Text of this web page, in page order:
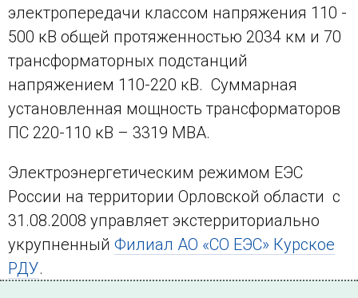
электропередачи классом напряжения 110 -
500 кВ общей протяженностью 2034 км и 70
трансформаторных подстанций
напряжением 110-220 кВ. Суммарная
установленная мощность трансформаторов
ПС 220-110 кВ – 3319 МВА.
Электроэнергетическим режимом ЕЭС
России на территории Орловской области с
31.08.2008 управляет экстерриториально
укрупненный Филиал АО «СО ЕЭС» Курское
РДУ.